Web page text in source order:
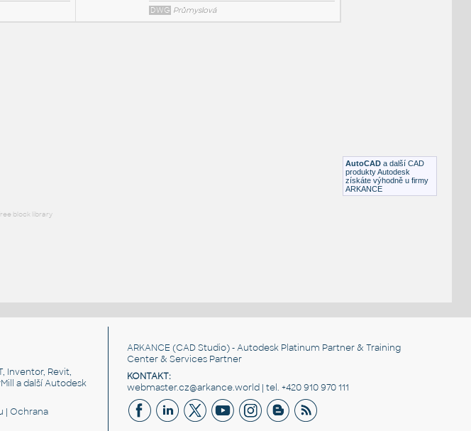
AutoCAD a další CAD
produkty Autodesk
získáte výhodně u firmy
ARKANCE
block library
Inventor, Revit,
a další Autodesk
|Ochrana
ARKANCE (CAD Studio) - Autodesk Platinum Partner & Training
Center & Services Partner
KONTAKT:
webmaster.cz@arkance.world | tel. +420 910 970 111